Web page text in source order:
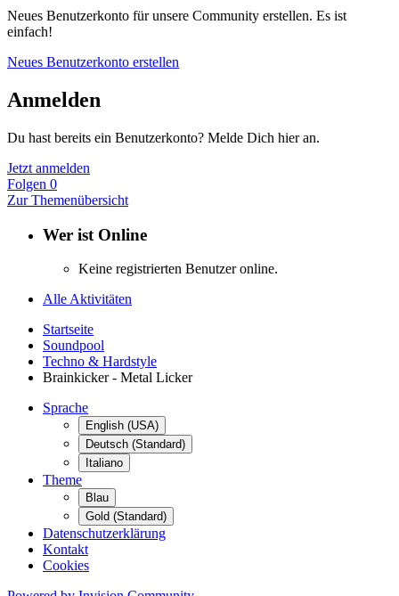
Neues Benutzerkonto für unsere Community erstellen. Es ist
einfach!
Neues Benutzerkonto erstellen
Anmelden
Du hast bereits ein Benutzerkonto? Melde Dich hier an.
Jetzt anmelden
Folgen 0
Zur Themenübersicht
Wer ist Online
Keine registrierten Benutzer online.
Alle Aktivitäten
Startseite
Soundpool
Techno & Hardstyle
Brainkicker - Metal Licker
Sprache
English (USA)
Deutsch (Standard)
Italiano
Theme
Blau
Gold (Standard)
Datenschutzerklärung
Kontakt
Cookies